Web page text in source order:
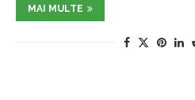
MAI MULTE